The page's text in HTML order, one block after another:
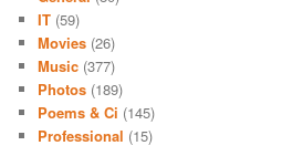
IT (59)
Movies (26)
Music (377)
Photos (189)
Poems & Ci (145)
Professional (15)